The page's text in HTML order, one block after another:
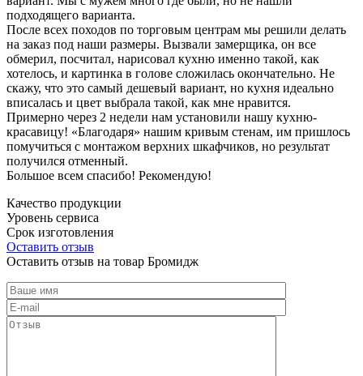
подходящего варианта.
После всех походов по торговым центрам мы решили делать
на заказ под наши размеры. Вызвали замерщика, он все
обмерил, посчитал, нарисовал кухню именно такой, как
хотелось, и картинка в голове сложилась окончательно. Не
скажу, что это самый дешевый вариант, но кухня идеально
вписалась и цвет выбрала такой, как мне нравится.
Примерно через 2 недели нам установили нашу кухню-
красавицу! «Благодаря» нашим кривым стенам, им пришлось
помучиться с монтажом верхних шкафчиков, но результат
получился отменный.
Большое всем спасибо! Рекомендую!
Качество продукции
Уровень сервиса
Срок изготовления
Оставить отзыв
Оставить отзыв на товар Бромидж